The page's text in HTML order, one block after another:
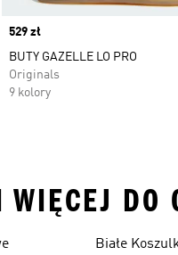
Price
529 zł
BUTY GAZELLE LO PRO
Originals
9 kolory
DO
Białe